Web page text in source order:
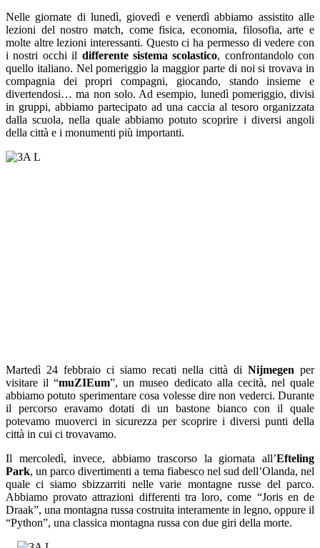
Nelle giornate di lunedì, giovedì e venerdì abbiamo assistito alle
lezioni del nostro match, come fisica, economia, filosofia, arte e
molte altre lezioni interessanti. Questo ci ha permesso di vedere con
i nostri occhi il differente sistema scolastico, confrontandolo con
quello italiano. Nel pomeriggio la maggior parte di noi si trovava in
compagnia dei propri compagni, giocando, stando insieme e
divertendosi… ma non solo. Ad esempio, lunedì pomeriggio, divisi
in gruppi, abbiamo partecipato ad una caccia al tesoro organizzata
dalla scuola, nella quale abbiamo potuto scoprire i diversi angoli
della città e i monumenti più importanti.
Martedì 24 febbraio ci siamo recati nella città di Nijmegen per
visitare il “muZIEum”, un museo dedicato alla cecità, nel quale
abbiamo potuto sperimentare cosa volesse dire non vederci. Durante
il percorso eravamo dotati di un bastone bianco con il quale
potevamo muoverci in sicurezza per scoprire i diversi punti della
città in cui ci trovavamo.
Il mercoledì, invece, abbiamo trascorso la giornata all’Efteling
Park, un parco divertimenti a tema fiabesco nel sud dell’Olanda, nel
quale ci siamo sbizzarriti nelle varie montagne russe del parco.
Abbiamo provato attrazioni differenti tra loro, come “Joris en de
Draak”, una montagna russa costruita interamente in legno, oppure il
“Python”, una classica montagna russa con due giri della morte.